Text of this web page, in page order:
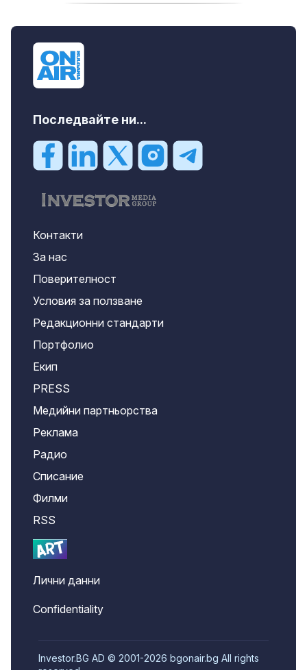
Последвайте ни...
Контакти
За нас
Поверителност
Условия за ползване
Редакционни стандарти
Портфолио
Екип
PRESS
Медийни партньорства
Реклама
Радио
Списание
Филми
RSS
Лични данни
Confidentiality
Investor.BG AD © 2001-2026 bgonair.bg All rights